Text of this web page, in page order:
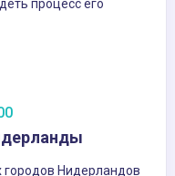
процесс его
Нидерландов